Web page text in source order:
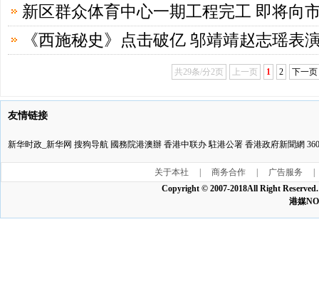
新区群众体育中心一期工程完工 即将向
《西施秘史》点击破亿 邬靖靖赵志瑶表
共29条/分2页 上一页 1 2 下一页
友情链接
新华时政_新华网 搜狗导航 國務院港澳辦 香港中联办 駐港公署 香港政府新聞網
关于本社 商务合作 广告服务
Copyright © 2007-2018All Right
港媒